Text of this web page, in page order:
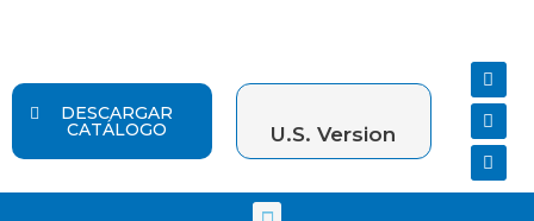
DESCARGAR
CATÁLOGO U.S. Version
F
a
c
e
b
o
o
k
Y
o
u
t
u
b
e
I
n
s
t
a
g
r
a
Menu